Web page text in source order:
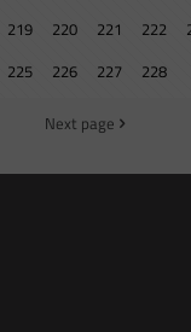
219 220 221 222
225
226 227 228
Next page